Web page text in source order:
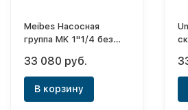
Meibes Насосная
группа MK 1"1/4 без
33 080 руб.
В корзину